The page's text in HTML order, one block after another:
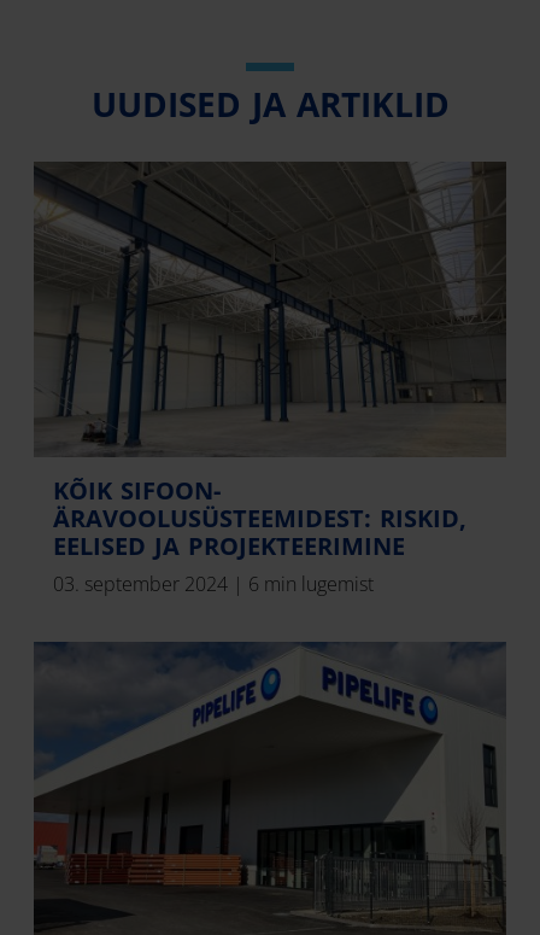
UUDISED JA ARTIKLID
KÕIK SIFOON-
ÄRAVOOLUSÜSTEEMIDEST: RISKID,
EELISED JA PROJEKTEERIMINE
03. september 2024 | 6 min lugemist